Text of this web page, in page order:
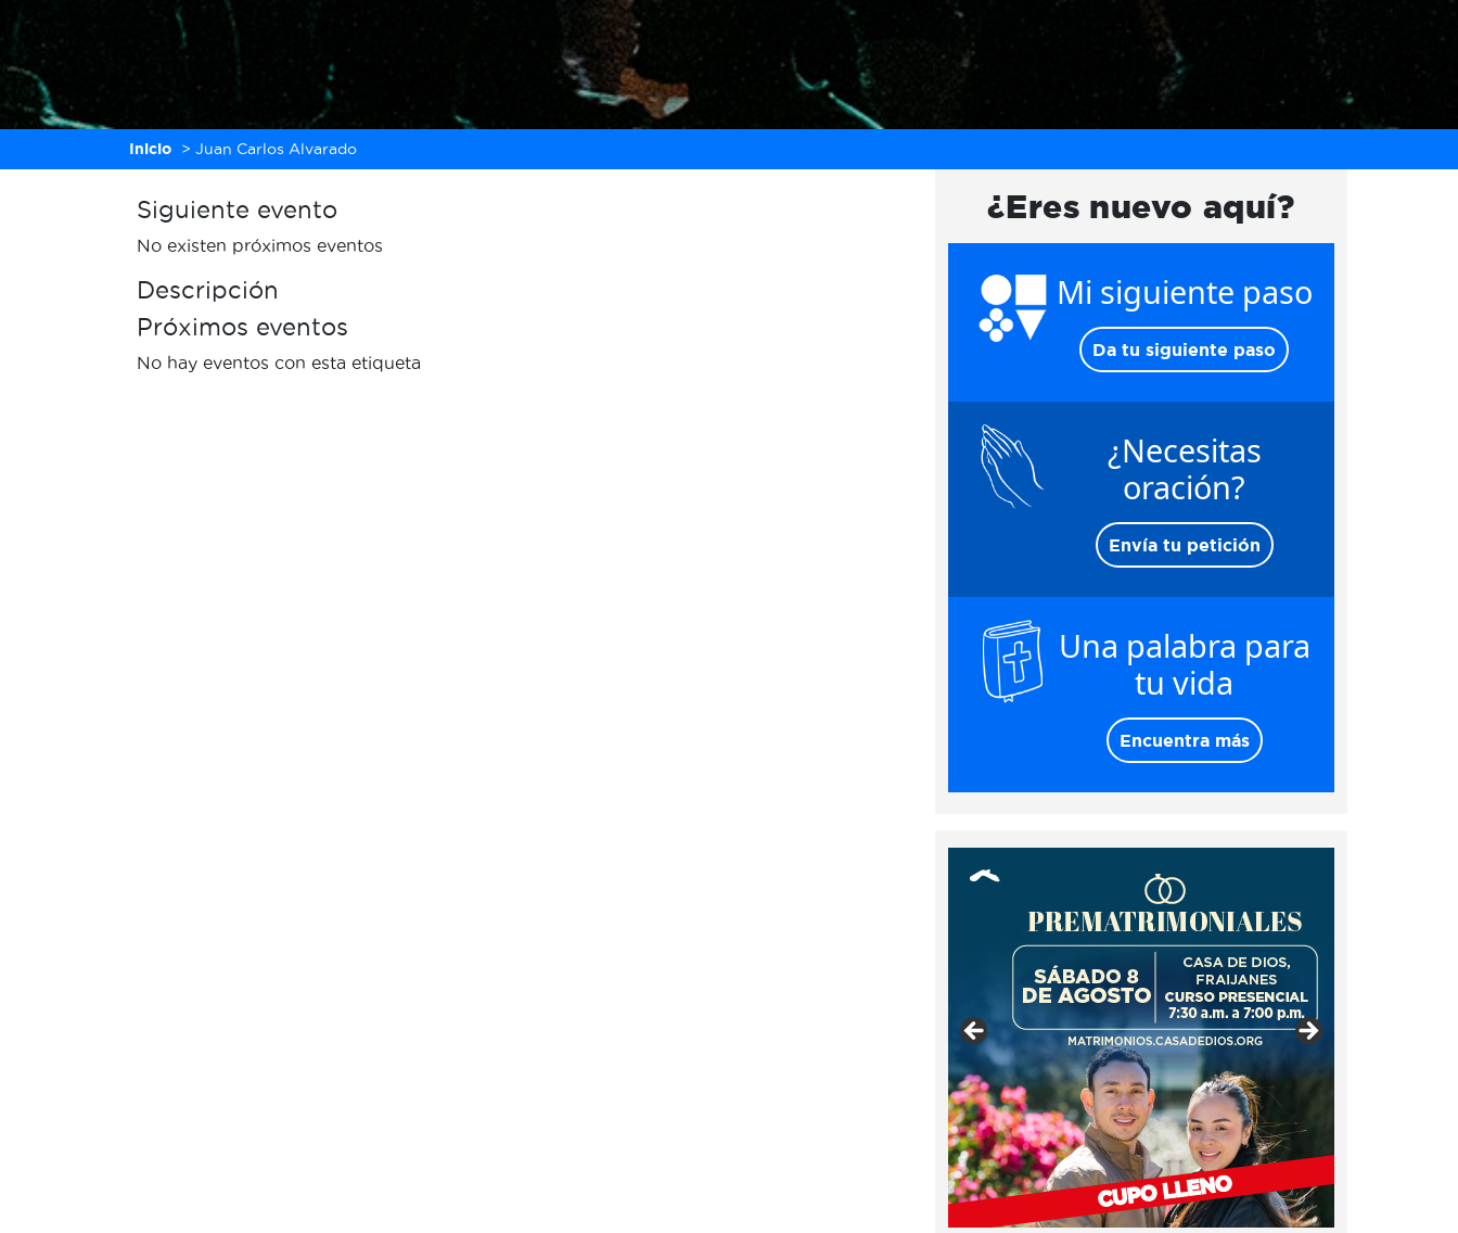
Inicio > Juan Carlos Alvarado
Siguiente evento
No existen próximos eventos
Descripción
Próximos eventos
No hay eventos con esta etiqueta
¿Eres nuevo aquí?
Mi siguiente paso
Da tu siguiente paso
¿Necesitas
oración?
Envía tu petición
Una palabra para
tu vida
Encuentra más